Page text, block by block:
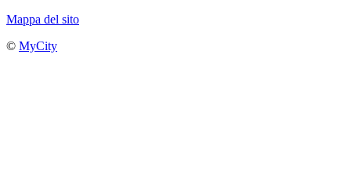
Mappa del sito
© MyCity